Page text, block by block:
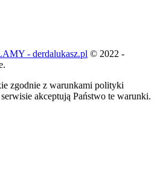
- derdalukasz.pl © 2022 -
zgodnie z warunkami polityki
akceptują Państwo te warunki.